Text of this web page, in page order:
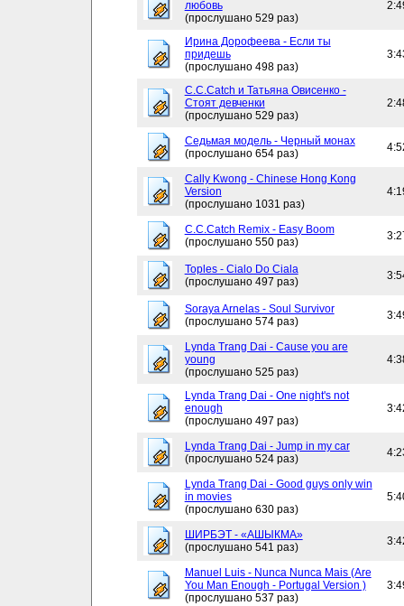
любовь
(прослушано 529 раз)
Ирина Дорофеева - Если ты
придешь
(прослушано 498 раз)
C.C.Catch и Татьяна Овисенко -
Стоят девченки
(прослушано 529 раз)
Седьмая модель - Черный монах
(прослушано 654 раз)
Cally Kwong - Chinese Hong Kong
Version
(прослушано 1031 раз)
C.C.Catch Remix - Easy Boom
(прослушано 550 раз)
Toples - Cialo Do Ciala
(прослушано 497 раз)
Soraya Arnelas - Soul Survivor
(прослушано 574 раз)
Lynda Trang Dai - Cause you are
young
(прослушано 525 раз)
Lynda Trang Dai - One night's not
enough
(прослушано 497 раз)
Lynda Trang Dai - Jump in my car
(прослушано 524 раз)
Lynda Trang Dai - Good guys only win
in movies
(прослушано 630 раз)
ШИРБЭТ - «АШЫКМА»
(прослушано 541 раз)
Manuel Luis - Nunca Nunca Mais (Are
You Man Enough - Portugal Version )
(прослушано 537 раз)